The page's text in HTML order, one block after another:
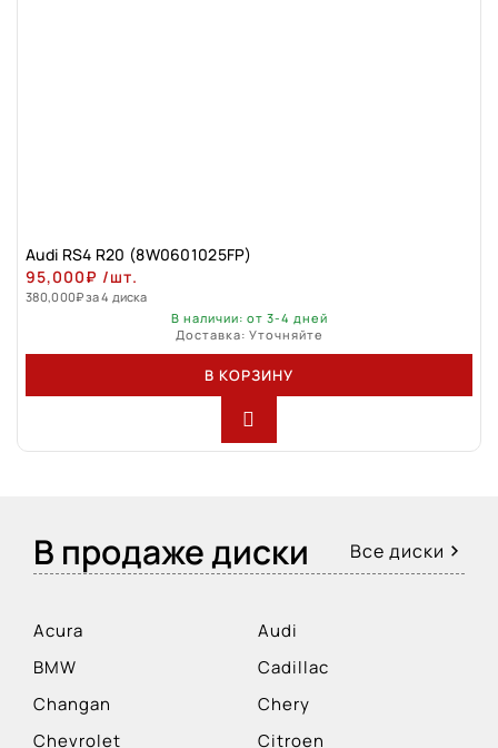
Audi RS4 R20 (8W0601025FP)
95,000₽ /шт.
380,000₽за 4 диска
В наличии: от 3-4 дней
Доставка: Уточняйте
В КОРЗИНУ
В продаже диски Все диски
Acura
Audi
BMW
Cadillac
Changan
Chery
Chevrolet
Citroen